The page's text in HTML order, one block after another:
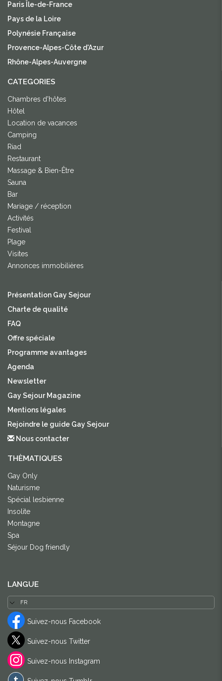
Paris Île-de-France
Pays de la Loire
Polynésie Française
Provence-Alpes-Côte d'Azur
Rhône-Alpes-Auvergne
CATEGORIES
Chambres d'hôtes
Hôtel
Location de vacances
Camping
Riad
Restaurant
Massage & Bien-Être
Sauna
Bar
Mariage / réception
Activités
Festival
Plage
Visites
Annonces immobilières
Présentation Gay Sejour
Charte de qualité
FAQ
Offre spéciale
Programme avantages
Agenda
Newsletter
Gay Sejour Magazine
Mentions légales
Rejoindre le guide Gay Sejour
Nous contacter
THÈMATIQUES
Gay Only
Naturisme
Spécial lesbienne
Insolite
Montagne
Spa
Séjour Dog friendly
LANGUE
Suivez-nous Facebook
Suivez-nous Twitter
Suivez-nous Instagram